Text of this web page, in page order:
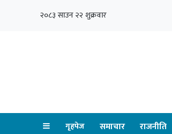
२०८३ साउन २२ शुक्रवार
गृहपेज समाचार राजनीति